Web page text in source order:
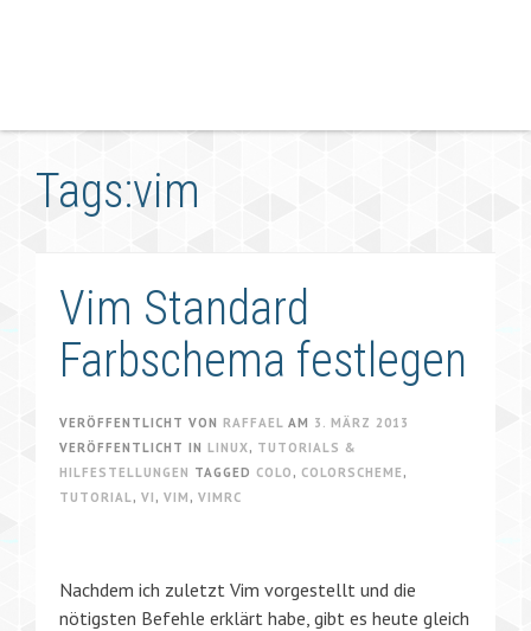
Tags:vim
Vim Standard
Farbschema festlegen
VERÖFFENTLICHT VON RAFFAEL AM 3. MÄRZ 2013
VERÖFFENTLICHT IN LINUX, TUTORIALS &
HILFESTELLUNGEN TAGGED COLO , COLORSCHEME ,
TUTORIAL, VI , VIM , VIMRC
Nachdem ich zuletzt Vim vorgestellt und die
nötigsten Befehle erklärt habe, gibt es heute gleich